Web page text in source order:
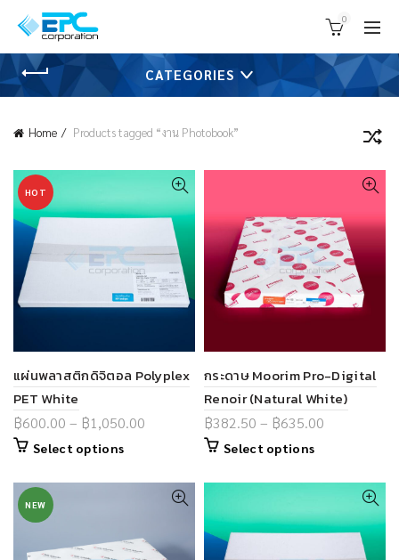
0
CATEGORIES
Home Products tagged “งาน Photobook”
HOT
แผ่นพลาสติกดิจิตอล Polyplex
PET White
฿600.00 – ฿1,050.00
Select options
กระดาษ Moorim Pro-Digital
Renoir (Natural White)
฿382.50 – ฿635.00
Select options
NEW